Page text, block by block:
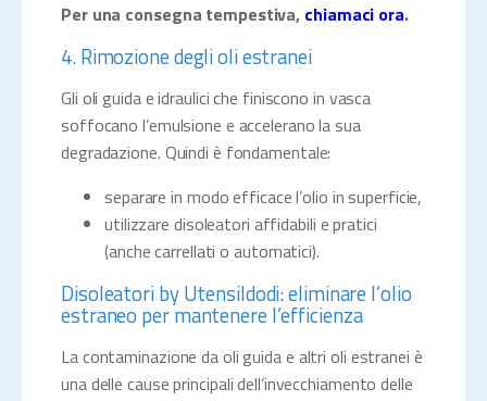
Per una consegna tempestiva, chiamaci ora.
4. Rimozione degli oli estranei
Gli oli guida e idraulici che finiscono in vasca
soffocano l’emulsione e accelerano la sua
degradazione. Quindi è fondamentale:
separare in modo efficace l’olio in superficie,
utilizzare disoleatori affidabili e pratici
(anche carrellati o automatici).
Disoleatori by Utensildodi: eliminare l’olio
estraneo per mantenere l’efficienza
La contaminazione da oli guida e altri oli estranei è
una delle cause principali dell’invecchiamento delle